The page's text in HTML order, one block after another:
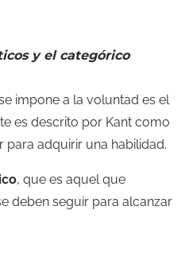
y el categórico
impone a la voluntad es el
es descrito por Kant como
adquirir una habilidad.
, que es aquel que
deben seguir para alcanzar